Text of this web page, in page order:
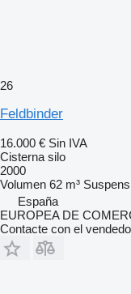
26
Feldbinder
16.000 € Sin IVA
Cisterna silo
2000
Volumen 62 m³
España
EUROPEA DE
Contacte con el